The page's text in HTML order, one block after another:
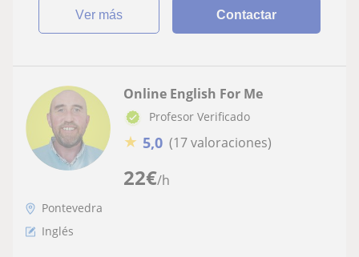
ver más Contactar
22€/h
Online English For Me
Profesor Verificado
★ 5,0 (17 valoraciones)
Pontevedra
Inglés